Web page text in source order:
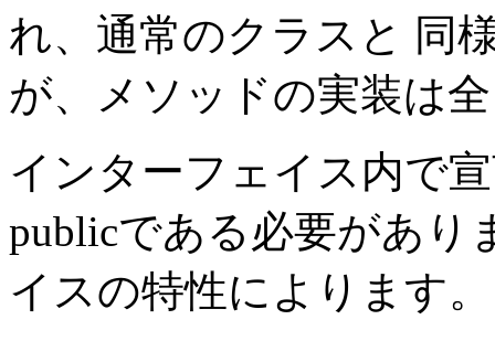
れ、通常のクラスと 同
が、メソッドの実装は
インターフェイス内で
publicである必要があり
イスの特性によります。